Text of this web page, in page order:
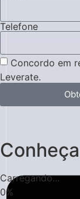
Telefone
Concordo em
Leverate.
Carregando...
0%